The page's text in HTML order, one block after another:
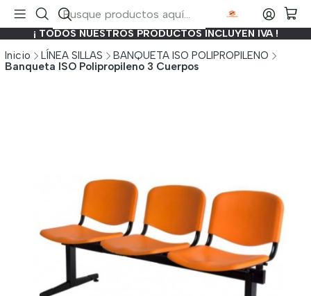
¡ TODOS NUESTROS PRODUCTOS INCLUYEN IVA !
Inicio LÍNEA SILLAS
BANQUETA ISO POLIPROPILENO
Banqueta ISO Polipropileno 3 Cuerpos